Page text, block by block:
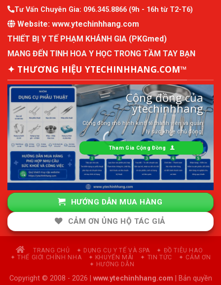
Tư Vấn Chuyên Gia: 096.345.8866 (9h - 16h từ T2-T6)
Website: www.ytechinhhang.com
THIẾT BỊ Y TẾ PHẠM KHÁNH GIA (PKGmed)
MANG ĐẾN TINH HOA Y HỌC TRONG TẦM TAY BẠN
✦ THƯƠNG HIỆU YTECHINHHANG.COM™
Cộng đồng của
ytechinhhang
Cộng đồng mô hình kinh tế thành viên và quản
lý sức khỏe chủ động.
Tham Gia Cộng Đồng
HƯỚNG DẪN MUA HÀNG
CẢM ƠN ỦNG HỘ TÁC GIẢ
TRANG CHỦ ✦ DỤNG CỤ Y TẾ VÀ SPA
✦ ĐỒ TIÊU HAO
✦ THẾ GIỚI CHỈNH NHA
✦ KHUYẾN MÃI ✦ TIN TỨC
✦ CẢM ƠN
✦ HƯỚNG DẪN
Copyright © 2008 - 2026 | www.ytechinhhang.com | Bản quyền